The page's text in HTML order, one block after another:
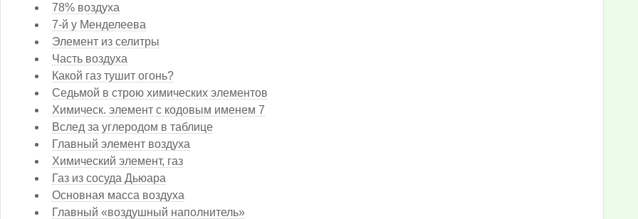
78% воздуха
7-й у Менделеева
Элемент из селитры
Часть воздуха
Какой газ тушит огонь?
Седьмой в строю химических элементов
Химическ. элемент с кодовым именем 7
Вслед за углеродом в таблице
Главный элемент воздуха
Химический элемент, газ
Газ из сосуда Дьюара
Основная масса воздуха
Главный «воздушный наполнитель»